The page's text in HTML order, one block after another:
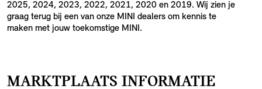
2025, 2024, 2023, 2022, 2021, 2020 en 2019. Wij zien je
graag terug bij een van onze MINI dealers om kennis te
maken met jouw toekomstige MINI.
MARKTPLAATS INFORMATIE